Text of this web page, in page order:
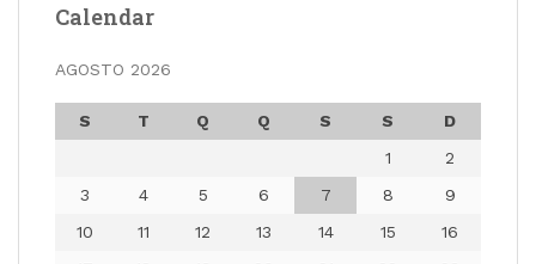
Calendar
AGOSTO 2026
S T Q Q S S
D
1
2
3
4 5 6 7 8
9
10
11 12 13 14 15
16